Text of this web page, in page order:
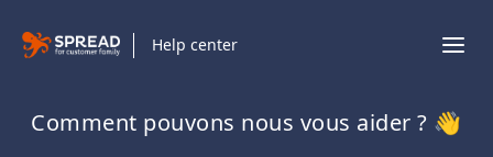
Help center
Comment pouvons nous vous aider ? 👋